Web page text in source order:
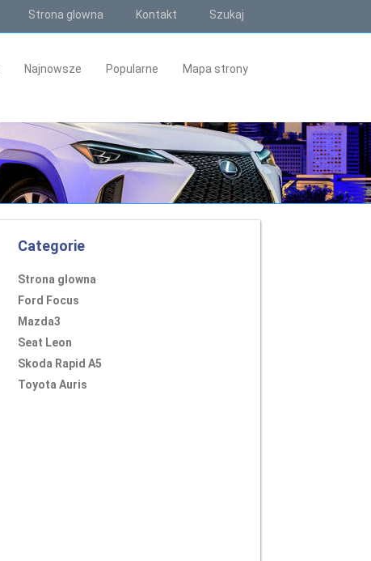
Strona glowna Kontakt Szukaj
Najnowsze Popularne Mapa strony
Categorie
Strona glowna
Ford Focus
Mazda3
Seat Leon
Skoda Rapid A5
Toyota Auris